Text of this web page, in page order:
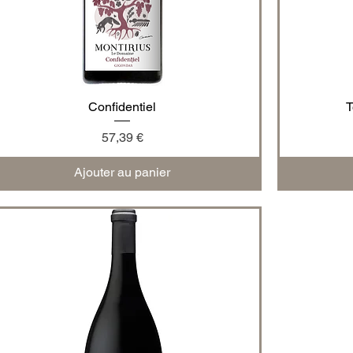
Aperçu rapide
Confidentiel
Prix
57,39 €
Ajouter au panier